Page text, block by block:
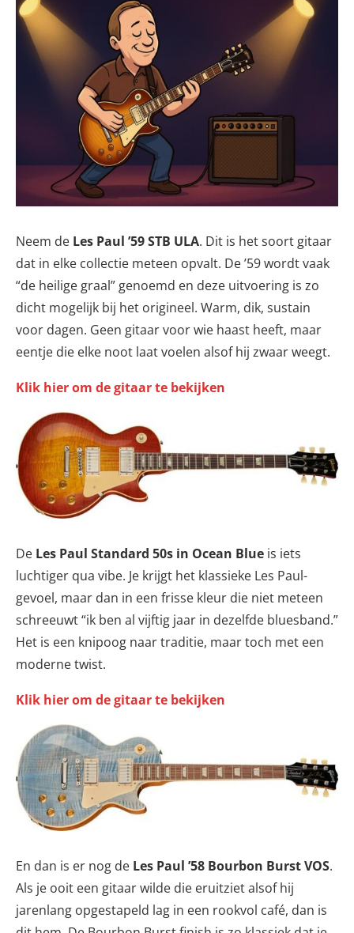
Neem de Les Paul ’59 STB ULA. Dit is het soort gitaar
dat in elke collectie meteen opvalt. De ’59 wordt vaak
“de heilige graal” genoemd en deze uitvoering is zo
dicht mogelijk bij het origineel. Warm, dik, sustain
voor dagen. Geen gitaar voor wie haast heeft, maar
eentje die elke noot laat voelen alsof hij zwaar weegt.
Klik hier om de gitaar te bekijken
De Les Paul Standard 50s in Ocean Blue is iets
luchtiger qua vibe. Je krijgt het klassieke Les Paul-
gevoel, maar dan in een frisse kleur die niet meteen
schreeuwt “ik ben al vijftig jaar in dezelfde bluesband.”
Het is een knipoog naar traditie, maar toch met een
moderne twist.
Klik hier om de gitaar te bekijken
En dan is er nog de Les Paul ’58 Bourbon Burst VOS.
Als je ooit een gitaar wilde die eruitziet alsof hij
jarenlang opgestapeld lag in een rookvol café, dan is